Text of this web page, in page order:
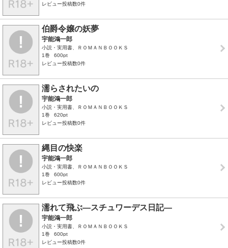
レビュー投稿数0件
伯爵令嬢の妖夢
宇能鴻一郎
小説・実用書、ＲＯＭＡＮＢＯＯＫＳ
1巻
600pt
レビュー投稿数0件
濡らされたいの
宇能鴻一郎
小説・実用書、ＲＯＭＡＮＢＯＯＫＳ
1巻
620pt
レビュー投稿数0件
縄目の快楽
宇能鴻一郎
小説・実用書、ＲＯＭＡＮＢＯＯＫＳ
1巻
600pt
レビュー投稿数0件
濡れて飛ぶ―スチュワーデス日記―
宇能鴻一郎
小説・実用書、ＲＯＭＡＮＢＯＯＫＳ
1巻
600pt
レビュー投稿数0件